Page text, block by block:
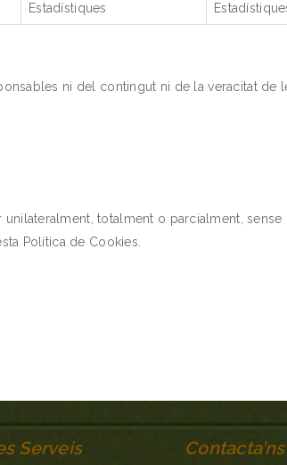
Estadístiques
ni del contingut ni de la veracitat
totalment o parcialment,
Política de Cookies.
Serveis Contacta’ns